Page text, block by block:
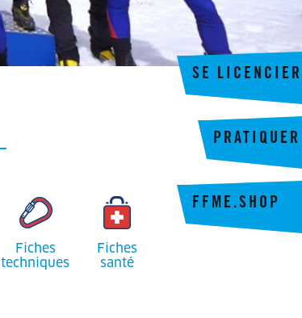
SE LICENCIER
FFME.SHOP
PRATIQUER
Fiches
techniques
Fiches
santé